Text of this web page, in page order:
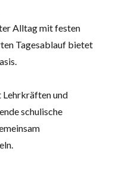
Alltag mit festen
Tagesablauf bietet
Lehrkräften und
schulische